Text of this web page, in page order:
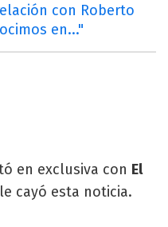
con Roberto
en..."
en exclusiva con El
cayó esta noticia.